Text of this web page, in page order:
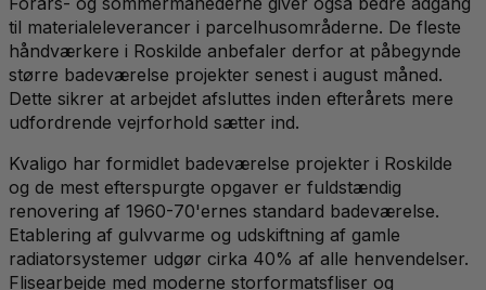
til materialeleverancer i parcelhusområderne. De fleste
håndværkere i Roskilde anbefaler derfor at påbegynde
større badeværelse projekter senest i august måned.
Dette sikrer at arbejdet afsluttes inden efterårets mere
udfordrende vejrforhold sætter ind.
Kvaligo har formidlet badeværelse projekter i Roskilde
og de mest efterspurgte opgaver er fuldstændig
renovering af 1960-70'ernes standard badeværelse.
Etablering af gulvvarme og udskiftning af gamle
radiatorsystemer udgør cirka 40% af alle henvendelser.
Flisearbejde med moderne storformatsfliser og